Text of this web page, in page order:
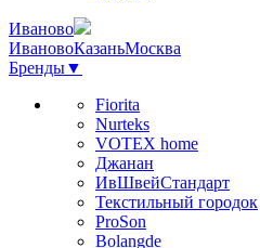
Иваново
ИвановоКазаньМосква
Бренды▼
Fiorita
Nurteks
VOTEX home
Джанан
ИвШвейСтандарт
Текстильный городок
ProSon
Bolangde